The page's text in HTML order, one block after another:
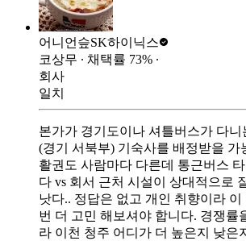
어니언슾SK하이닉스
코상무 ∙ 채택률 73% ∙
회사
일치
본가가 경기도이나 셔틀버스가 다니
(경기 서북부) 기숙사를 배정받을 가
활권도 사람마다 다른데 통근버스
다 vs 회서 근처 시설이 상대적으로
낫다.. 정답은 없고 개인 취향이라
번 더 고민 해보셔야 합니다. 경쟁률
라 이천 청주 어디가 더 높은지 낮은